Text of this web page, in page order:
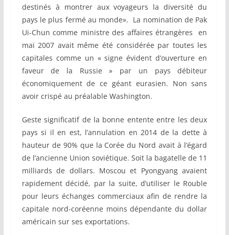
destinés à montrer aux voyageurs la diversité du
pays le plus fermé au monde». La nomination de Pak
Ui-Chun comme ministre des affaires étrangères en
mai 2007 avait même été considérée par toutes les
capitales comme un « signe évident d’ouverture en
faveur de la Russie » par un pays débiteur
économiquement de ce géant eurasien. Non sans
avoir crispé au préalable Washington.
Geste significatif de la bonne entente entre les deux
pays si il en est, l’annulation en 2014 de la dette à
hauteur de 90% que la Corée du Nord avait à l’égard
de l’ancienne Union soviétique. Soit la bagatelle de 11
milliards de dollars. Moscou et Pyongyang avaient
rapidement décidé, par la suite, d’utiliser le Rouble
pour leurs échanges commerciaux afin de rendre la
capitale nord-coréenne moins dépendante du dollar
américain sur ses exportations.